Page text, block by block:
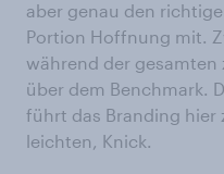
aber genau den
Portion Hoffnung mit.
während der
über dem Benchmark.
führt das Branding hier
leichten, Knick.